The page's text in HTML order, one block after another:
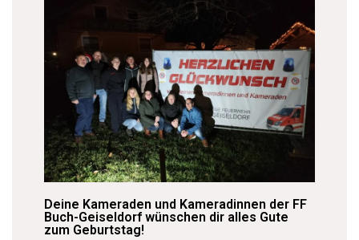
Deine Kameraden und Kameradinnen der FF
Buch-Geiseldorf wünschen dir alles Gute
zum Geburtstag!